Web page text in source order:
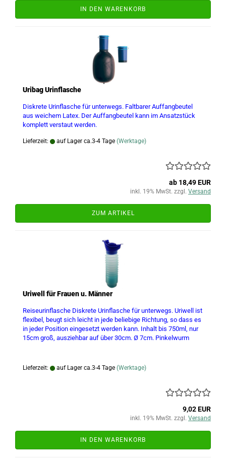
IN DEN WARENKORB
Uribag Urinflasche
Diskrete Urinflasche für unterwegs. Faltbarer Auffangbeutel
aus weichem Latex. Der Auffangbeutel kann im Ansatzstück
komplett verstaut werden.
Lieferzeit: auf Lager ca.3-4 Tage (Werktage)
ab 18,49 EUR
inkl. 19% MwSt. zzgl. Versand
ZUM ARTIKEL
Uriwell für Frauen u. Männer
Reiseurinflasche Diskrete Urinflasche für unterwegs. Uriwell ist
flexibel, beugt sich leicht in jede beliebige Richtung, so dass es
in jeder Position eingesetzt werden kann. Inhalt bis 750ml, nur
15cm groß, ausziehbar auf über 30cm. Ø 7cm. Pinkelwurm
Lieferzeit: auf Lager ca.3-4 Tage (Werktage)
9,02 EUR
inkl. 19% MwSt. zzgl. Versand
IN DEN WARENKORB